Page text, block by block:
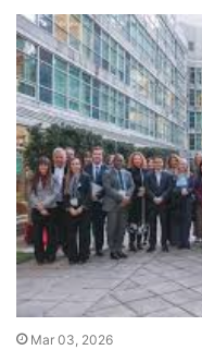
Mar 03, 2026